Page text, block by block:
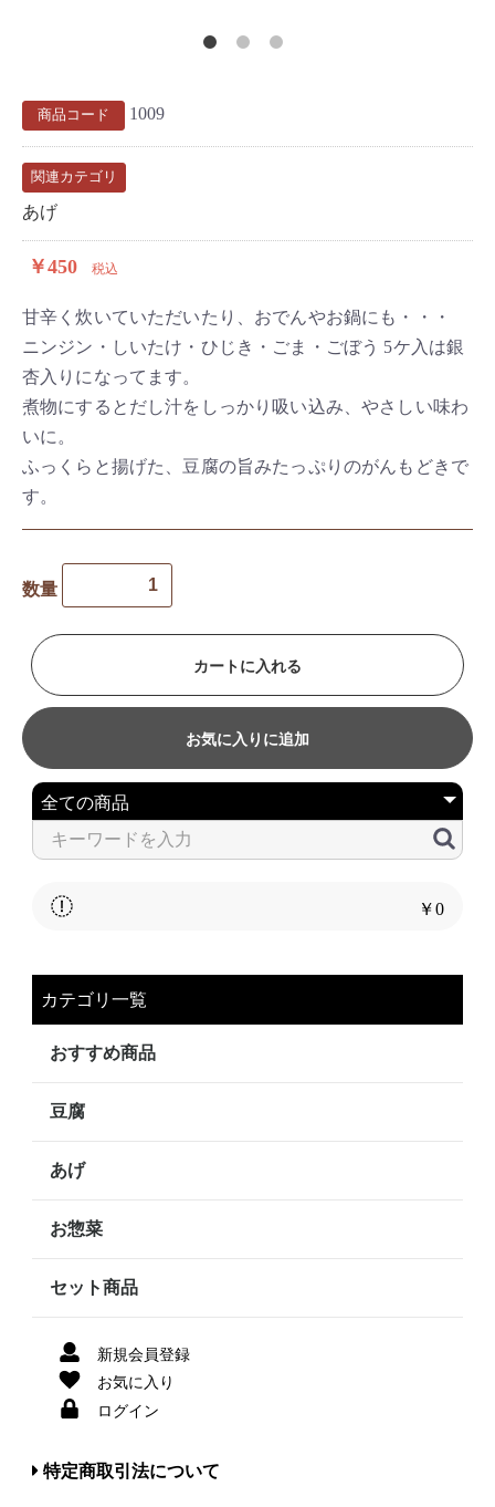
商品コード 1009
関連カテゴリ
あげ
￥450 税込
甘辛く炊いていただいたり、おでんやお鍋にも・・・
ニンジン・しいたけ・ひじき・ごま・ごぼう 5ケ入は銀
杏入りになってます。
煮物にするとだし汁をしっかり吸い込み、やさしい味わ
いに。
ふっくらと揚げた、豆腐の旨みたっぷりのがんもどきで
す。
数量
カートに入れる
お気に入りに追加
￥0
カテゴリ一覧
おすすめ商品
豆腐
あげ
お惣菜
セット商品
新規会員登録
お気に入り
ログイン
特定商取引法について